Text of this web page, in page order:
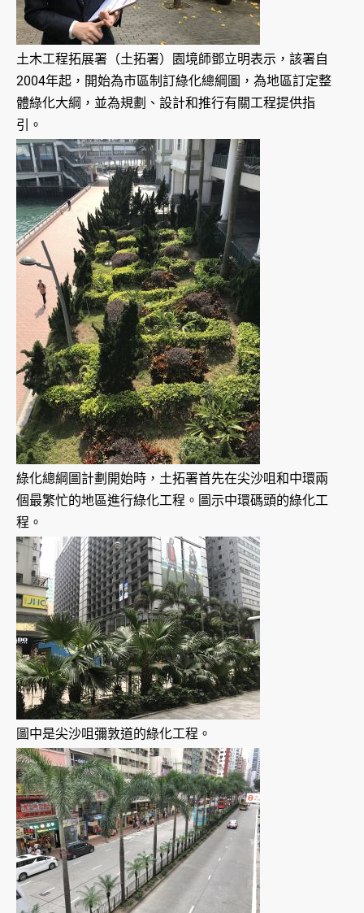
土木工程拓展署（土拓署）園境師鄧立明表示，該署自
2004年起，開始為市區制訂綠化總綱圖，為地區訂定整
體綠化大綱，並為規劃、設計和推行有關工程提供指
引。
綠化總綱圖計劃開始時，土拓署首先在尖沙咀和中環兩
個最繁忙的地區進行綠化工程。圖示中環碼頭的綠化工
程。
圖中是尖沙咀彌敦道的綠化工程。